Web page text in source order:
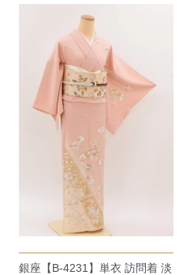
銀座【B-4231】単衣 訪問着 淡